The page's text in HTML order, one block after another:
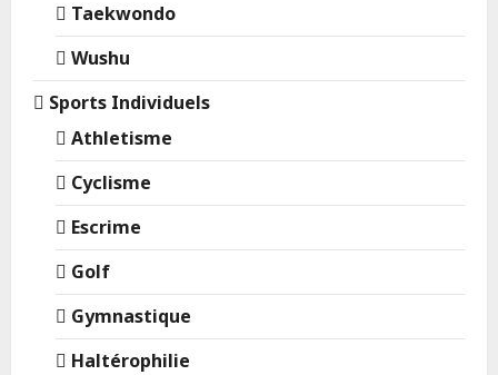
Taekwondo
Wushu
Sports Individuels
Athletisme
Cyclisme
Escrime
Golf
Gymnastique
Haltérophilie